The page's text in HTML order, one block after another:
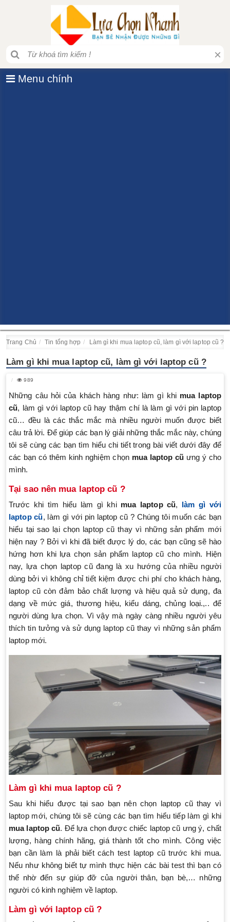
×
Menu chính
Trang Chủ Tin tổng hợp Làm gì khi mua laptop cũ, làm gì với laptop cũ ?
Làm gì khi mua laptop cũ, làm gì với laptop cũ ?
989
Những câu hỏi của khách hàng như: làm gì khi mua laptop
cũ, làm gì với laptop cũ hay thậm chí là làm gì với pin laptop
cũ… đều là các thắc mắc mà nhiều người muốn được biết
câu trả lời. Để giúp các bạn lý giải những thắc mắc này, chúng
tôi sẽ cùng các bạn tìm hiểu chi tiết trong bài viết dưới đây để
các bạn có thêm kinh nghiệm chọn mua laptop cũ ưng ý cho
mình.
Tại sao nên mua laptop cũ ?
Trước khi tìm hiểu làm gì khi mua laptop cũ, làm gì với
laptop cũ, làm gì với pin laptop cũ ? Chúng tôi muốn các bạn
hiểu tại sao lại chọn laptop cũ thay vì những sản phẩm mới
hiện nay ? Bởi vì khi đã biết được lý do, các bạn cũng sẽ hào
hứng hơn khi lựa chọn sản phẩm laptop cũ cho mình. Hiện
nay, lựa chọn laptop cũ đang là xu hướng của nhiều người
dùng bởi vì không chỉ tiết kiệm được chi phí cho khách hàng,
laptop cũ còn đảm bảo chất lượng và hiệu quả sử dụng, đa
dạng về mức giá, thương hiệu, kiểu dáng, chủng loại.,.. để
người dùng lựa chọn. Vì vậy mà ngày càng nhiều người yêu
thích tin tưởng và sử dụng laptop cũ thay vì những sản phẩm
laptop mới.
Làm gì khi mua laptop cũ ?
Sau khi hiểu được tại sao bạn nên chọn laptop cũ thay vì
laptop mới, chúng tôi sẽ cùng các bạn tìm hiểu tiếp làm gì khi
mua laptop cũ. Để lựa chọn được chiếc laptop cũ ưng ý, chất
lượng, hàng chính hãng, giá thành tốt cho mình. Công việc
bạn cần làm là phải biết cách test laptop cũ trước khi mua.
Nếu như không biết tự mình thực hiện các bài test thì bạn có
thể nhờ đến sự giúp đỡ của người thân, bạn bè,… những
người có kinh nghiệm về laptop.
Làm gì với laptop cũ ?